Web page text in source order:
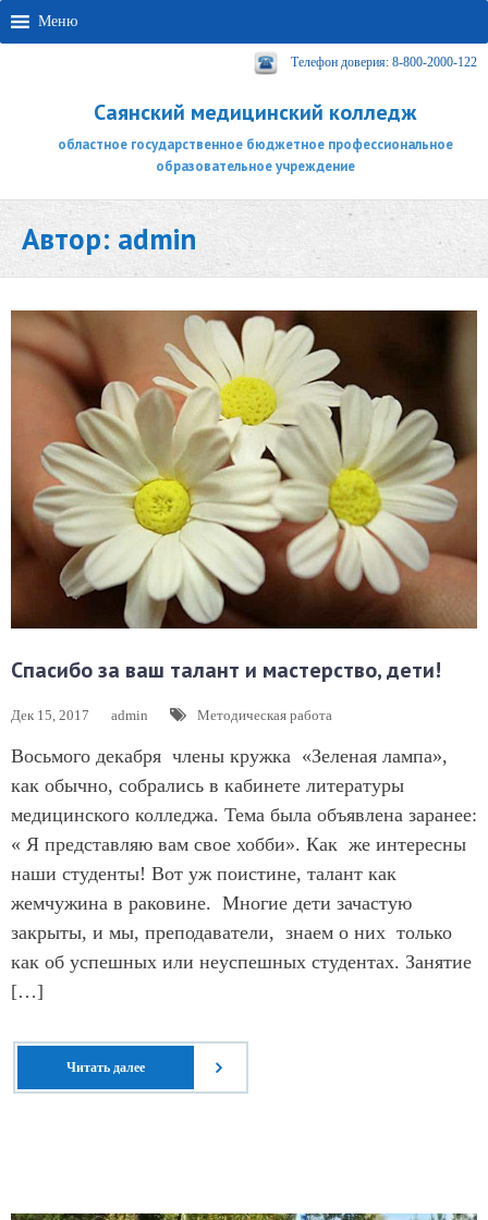
Меню
Телефон доверия: 8-800-2000-122
Саянский медицинский колледж
областное государственное бюджетное профессиональное
образовательное учреждение
Автор: admin
Спасибо за ваш талант и мастерство, дети!
Дек 15, 2017 admin Методическая работа
Восьмого декабря члены кружка «Зеленая лампа»,
как обычно, собрались в кабинете литературы
медицинского колледжа. Тема была объявлена заранее:
« Я представляю вам свое хобби». Как же интересны
наши студенты! Вот уж поистине, талант как
жемчужина в раковине. Многие дети зачастую
закрыты, и мы, преподаватели, знаем о них только
как об успешных или неуспешных студентах. Занятие
[…]
Читать далее